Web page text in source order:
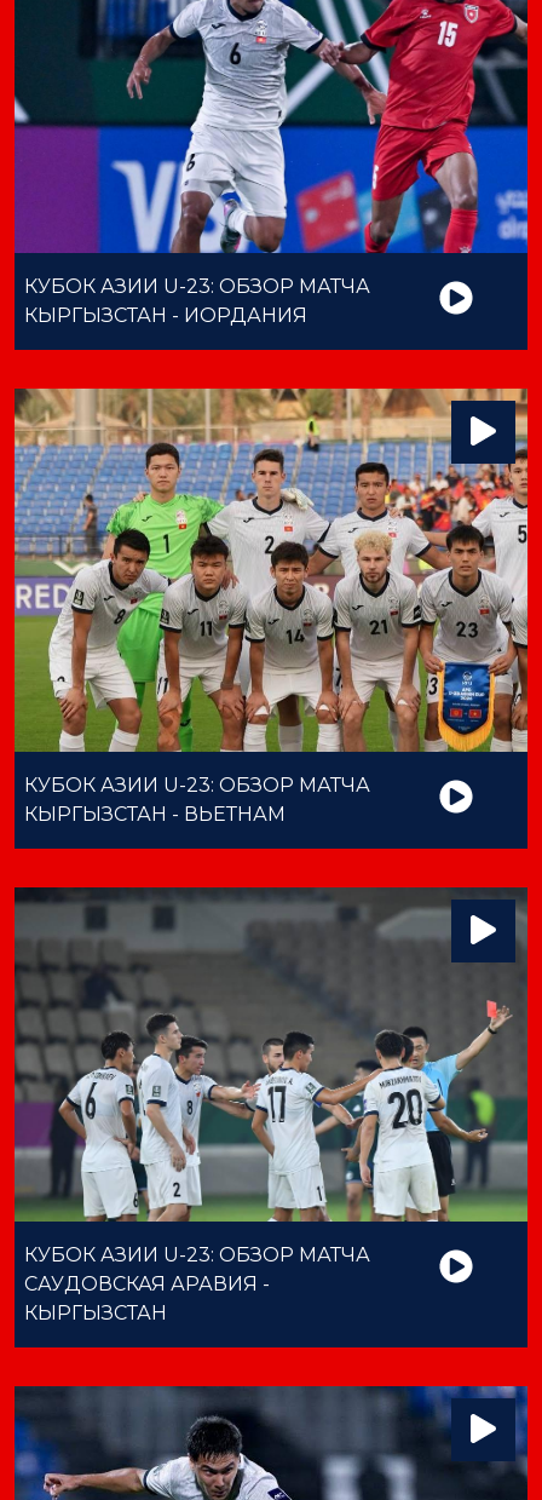
КУБОК АЗИИ U-23: ОБЗОР МАТЧА
КЫРГЫЗСТАН - ИОРДАНИЯ
КУБОК АЗИИ U-23: ОБЗОР МАТЧА
КЫРГЫЗСТАН - ВЬЕТНАМ
КУБОК АЗИИ U-23: ОБЗОР МАТЧА
САУДОВСКАЯ АРАВИЯ -
КЫРГЫЗСТАН